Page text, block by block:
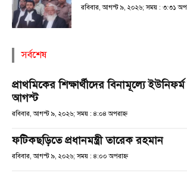
রবিবার, আগস্ট ৯, ২০২৬; সময় : ৩:৩১
সর্বশেষ
প্রাথমিকের শিক্ষার্থীদের বিনামূল্যে
আগস্ট
রবিবার, আগস্ট ৯, ২০২৬; সময় : ৪:০৪ অপরাহ্ণ
ফটিকছড়িতে প্রধানমন্ত্রী তারেক রহমান
রবিবার, আগস্ট ৯, ২০২৬; সময় : ৪:০০ অপরাহ্ণ